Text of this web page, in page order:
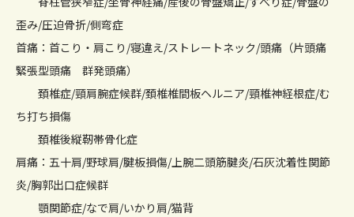
歪み/圧迫骨折/側弯症
首痛：首こり・肩こり/寝違え/ストレートネック/頭痛（片頭痛
緊張型頭痛 群発頭痛）
頚椎症/頸肩腕症候群/頚椎椎間板ヘルニア/頸椎神経根症/む
ち打ち損傷
頚椎後縦靭帯骨化症
肩痛：五十肩/野球肩/腱板損傷/上腕二頭筋腱炎/石灰沈着性関節
炎/胸郭出口症候群
顎関節症/なで肩/いかり肩/猫背